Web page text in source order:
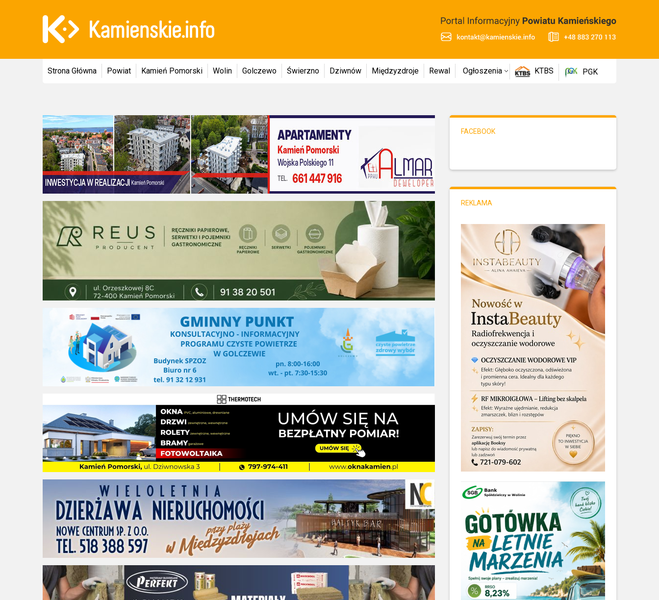
Strona Główna Powiat Kamień Pomorski Wolin Golczewo Świerzno Dziwnów Międzyzdroje Rewal Ogłoszenia KTBS PGK
FACEBOOK
REKLAMA